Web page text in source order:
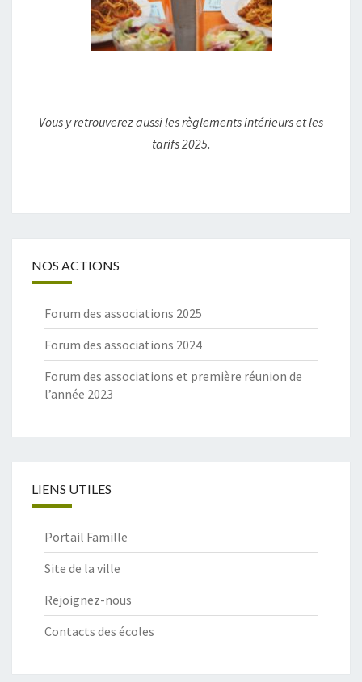
Vous y retrouverez aussi les règlements intérieurs et les
tarifs 2025.
NOS ACTIONS
Forum des associations 2025
Forum des associations 2024
Forum des associations et première réunion de
l’année 2023
LIENS UTILES
Portail Famille
Site de la ville
Rejoignez-nous
Contacts des écoles